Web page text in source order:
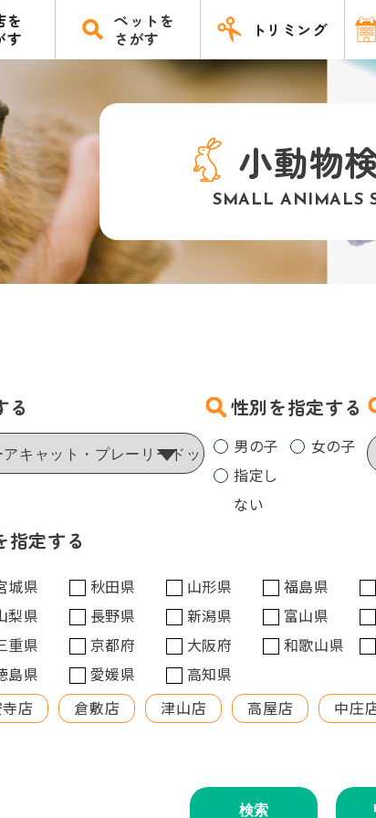
を
す
ペットを
さがす
トリミング
小動物
SMALL ANIMALS
る 性別を指定する
男の子
女の子
指定し
ない
指定する
城県 秋田県 山形県 福島県
梨県 長野県 新潟県 富山県
重県 京都府 大阪府 和歌山県
島県 愛媛県
高知県
店 倉敷店 津山店 高屋店 中庄
検索